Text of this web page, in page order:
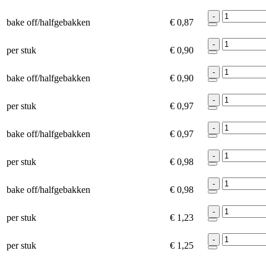
bake off/halfgebakken € 0,87
-
per stuk € 0,90
-
bake off/halfgebakken € 0,90
-
per stuk € 0,97
-
bake off/halfgebakken € 0,97
-
per stuk € 0,98
-
bake off/halfgebakken € 0,98
-
per stuk € 1,23
-
per stuk € 1,25
-